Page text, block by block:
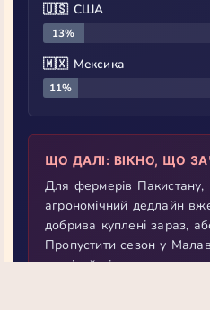
🇺🇸 США
13%
🇲🇽 Мексика
11%
ЩО ДАЛІ: ВІКНО, ЩО
Для фермерів Пакистану,
агрономічний дедлайн
добрива куплені зараз,
Пропустити сезон у
на цілий рік.